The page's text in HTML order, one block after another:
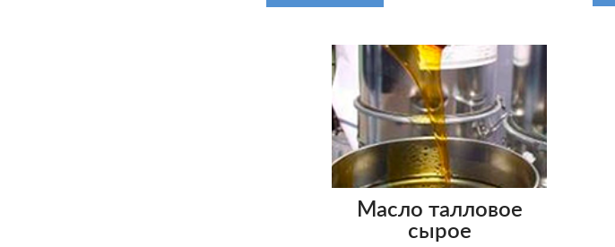
Масло талловое
сырое